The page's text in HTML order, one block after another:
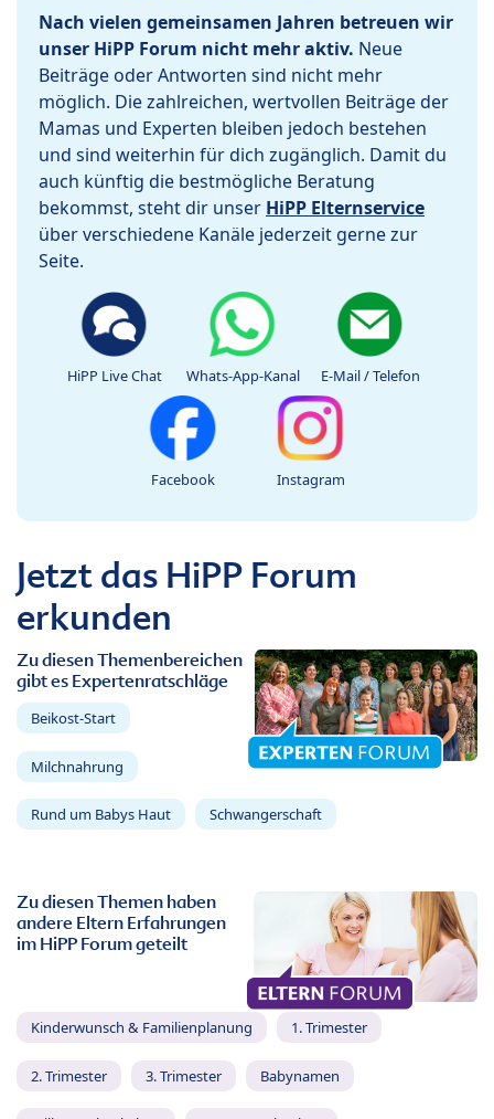
Nach vielen gemeinsamen Jahren betreuen wir
unser HiPP Forum nicht mehr aktiv. Neue
Beiträge oder Antworten sind nicht mehr
möglich. Die zahlreichen, wertvollen Beiträge der
Mamas und Experten bleiben jedoch bestehen
und sind weiterhin für dich zugänglich. Damit du
auch künftig die bestmögliche Beratung
bekommst, steht dir unser HiPP Elternservice
über verschiedene Kanäle jederzeit gerne zur
Seite.
HiPP Live Chat Whats-App-Kanal E-Mail / Telefon
Facebook Instagram
Jetzt das HiPP Forum
erkunden
Zu diesen Themenbereichen
gibt es Expertenratschläge
Beikost-Start
Milchnahrung
Rund um Babys Haut Schwangerschaft
Zu diesen Themen haben
andere Eltern Erfahrungen
im HiPP Forum geteilt
Kinderwunsch & Familienplanung 1. Trimester
2. Trimester 3. Trimester Babynamen